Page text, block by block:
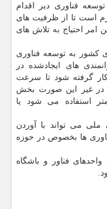
فناوری دیر اقدام
است تا از ظرفیت های
امر احتیاج به تلاش های
كشور به توسعه فناوری
های ایجادشده در
گرفته شود تا سرعت
در غیر این صورت بخش
استفاده می شود یا
ملی می تواند با آوردن
ها بخصوص در حوزه
فناور و باشگاه